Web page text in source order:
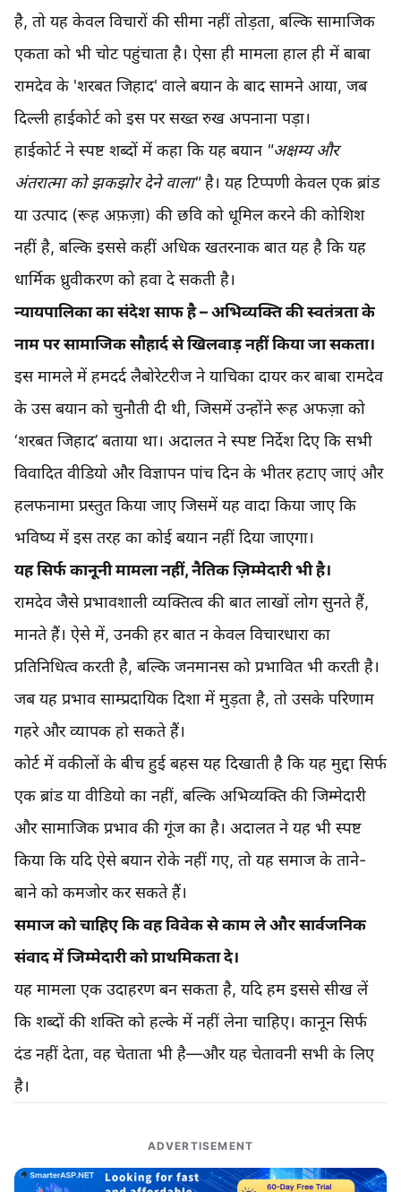
है, तो यह केवल विचारों की सीमा नहीं तोड़ता, बल्कि सामाजिक
एकता को भी चोट पहुंचाता है। ऐसा ही मामला हाल ही में बाबा
रामदेव के 'शरबत जिहाद' वाले बयान के बाद सामने आया, जब
दिल्ली हाईकोर्ट को इस पर सख्त रुख अपनाना पड़ा।
हाईकोर्ट ने स्पष्ट शब्दों में कहा कि यह बयान "अक्षम्य और
अंतरात्मा को झकझोर देने वाला"है। यह टिप्पणी केवल एक ब्रांड
या उत्पाद (रूह अफ़ज़ा) की छवि को धूमिल करने की कोशिश
नहीं है, बल्कि इससे कहीं अधिक खतरनाक बात यह है कि यह
धार्मिक ध्रुवीकरण को हवा दे सकती है।
न्यायपालिका का संदेश साफ है – अभिव्यक्ति की स्वतंत्रता के
नाम पर सामाजिक सौहार्द से खिलवाड़ नहीं किया जा सकता।
इस मामले में हमदर्द लैबोरेटरीज ने याचिका दायर कर बाबा रामदेव
के उस बयान को चुनौती दी थी, जिसमें उन्होंने रूह अफज़ा को
‘शरबत जिहाद’ बताया था। अदालत ने स्पष्ट निर्देश दिए कि सभी
विवादित वीडियो और विज्ञापन पांच दिन के भीतर हटाए जाएं और
हलफनामा प्रस्तुत किया जाए जिसमें यह वादा किया जाए कि
भविष्य में इस तरह का कोई बयान नहीं दिया जाएगा।
यह सिर्फ कानूनी मामला नहीं, नैतिक ज़िम्मेदारी भी है।
रामदेव जैसे प्रभावशाली व्यक्तित्व की बात लाखों लोग सुनते हैं,
मानते हैं। ऐसे में, उनकी हर बात न केवल विचारधारा का
प्रतिनिधित्व करती है, बल्कि जनमानस को प्रभावित भी करती है।
जब यह प्रभाव साम्प्रदायिक दिशा में मुड़ता है, तो उसके परिणाम
गहरे और व्यापक हो सकते हैं।
कोर्ट में वकीलों के बीच हुई बहस यह दिखाती है कि यह मुद्दा सिर्फ
एक ब्रांड या वीडियो का नहीं, बल्कि अभिव्यक्ति की जिम्मेदारी
और सामाजिक प्रभाव की गूंज का है। अदालत ने यह भी स्पष्ट
किया कि यदि ऐसे बयान रोके नहीं गए, तो यह समाज के ताने-
बाने को कमजोर कर सकते हैं।
समाज को चाहिए कि वह विवेक से काम ले और सार्वजनिक
संवाद में जिम्मेदारी को प्राथमिकता दे।
यह मामला एक उदाहरण बन सकता है, यदि हम इससे सीख लें
कि शब्दों की शक्ति को हल्के में नहीं लेना चाहिए। कानून सिर्फ
दंड नहीं देता, वह चेताता भी है—और यह चेतावनी सभी के लिए
है।
ADVERTISEMENT